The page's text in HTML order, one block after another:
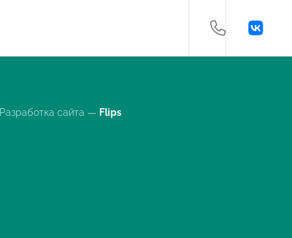
Разработка сайта — Flips